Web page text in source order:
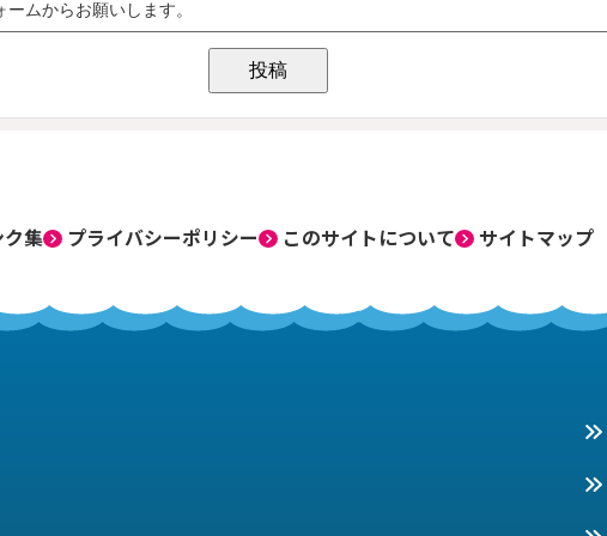
集 プライバシーポリシー このサイトについて サイトマップ